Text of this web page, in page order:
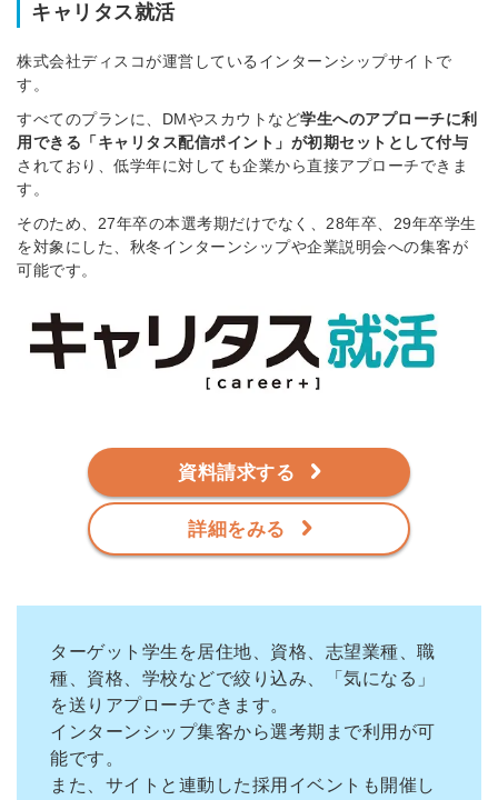
キャリタス就活
株式会社ディスコが運営しているインターンシップサイトで
す。
すべてのプランに、DMやスカウトなど学生へのアプローチに利
用できる「キャリタス配信ポイント」が初期セットとして付与
されており、低学年に対しても企業から直接アプローチできま
す。
そのため、27年卒の本選考期だけでなく、28年卒、29年卒学生
を対象にした、秋冬インターンシップや企業説明会への集客が
可能です。
資料請求する
詳細をみる
ターゲット学生を居住地、資格、志望業種、職
種、資格、学校などで絞り込み、「気になる」
を送りアプローチできます。
インターンシップ集客から選考期まで利用が可
能です。
また、サイトと連動した採用イベントも開催し